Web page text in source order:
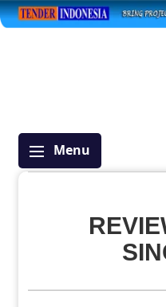
Menu